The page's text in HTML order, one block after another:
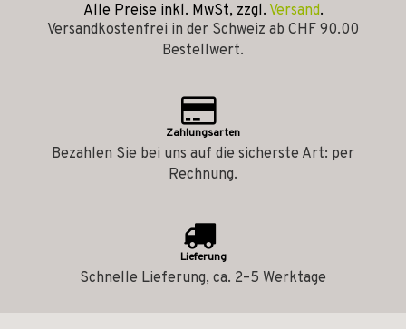
Alle Preise inkl. MwSt, zzgl. Versand.
Versandkostenfrei in der Schweiz ab CHF 90.00
Bestellwert.
Zahlungsarten
Bezahlen Sie bei uns auf die sicherste Art: per
Rechnung.
Lieferung
Schnelle Lieferung, ca. 2–5 Werktage